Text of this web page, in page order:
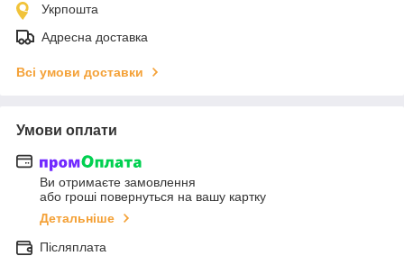
Укрпошта
Адресна доставка
Всі умови доставки
Умови оплати
Ви отримаєте замовлення
або гроші повернуться на вашу картку
Детальніше
Післяплата